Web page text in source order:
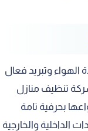
الهواء وتبريد فعال
تنظيف منازل
بحرفية تامة
الداخلية والخارجية